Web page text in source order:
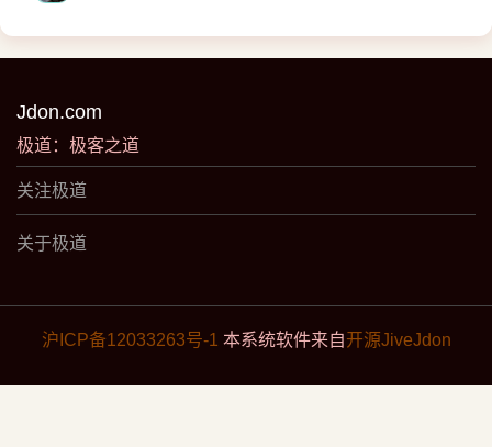
Jdon.com
极道：极客之道
关注极道
关于极道
沪ICP备12033263号-1 本系统软件来自开源JiveJdon